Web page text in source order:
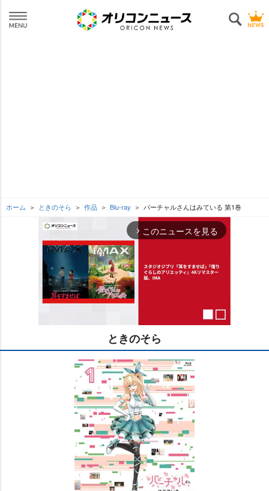
ホーム ときのそら 作品 Blu-ray バーチャルさんはみている 第1巻
arrow_forward_ios このニュースを見る
M
u
e
ときのそら